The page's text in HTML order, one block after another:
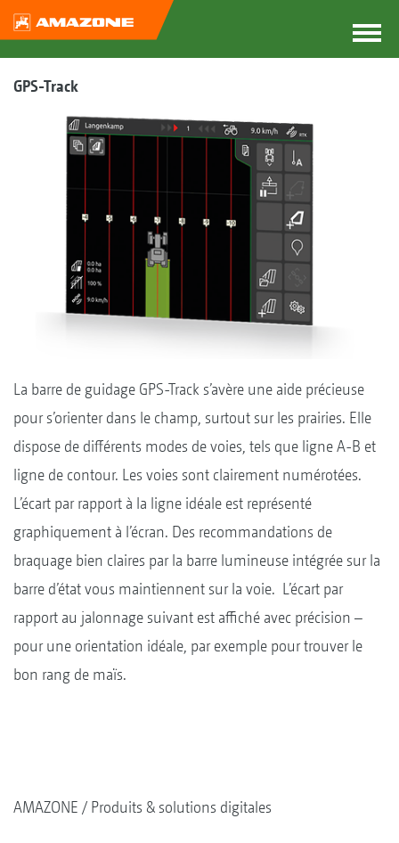
GPS-Track
La barre de guidage GPS-Track s’avère une aide précieuse
pour s’orienter dans le champ, surtout sur les prairies. Elle
dispose de différents modes de voies, tels que ligne A-B et
ligne de contour. Les voies sont clairement numérotées.
L’écart par rapport à la ligne idéale est représenté
graphiquement à l’écran. Des recommandations de
braquage bien claires par la barre lumineuse intégrée sur la
barre d’état vous maintiennent sur la voie. L’écart par
rapport au jalonnage suivant est affiché avec précision –
pour une orientation idéale, par exemple pour trouver le
bon rang de maïs.
AMAZONE Produits & solutions digitales